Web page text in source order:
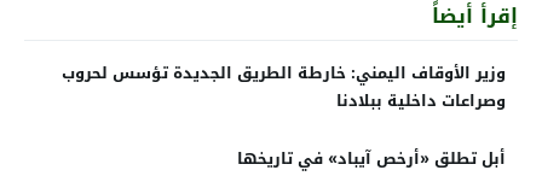
إقرأ أيضاً
وزير الأوقاف اليمني: خارطة الطريق الجديدة تؤسس لحروب
وصراعات داخلية ببلادنا
أبل تطلق «أرخص آيباد» في تاريخها